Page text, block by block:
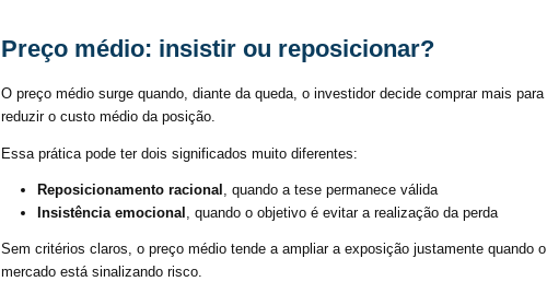
Preço médio: insistir ou reposicionar?
O preço médio surge quando, diante da queda, o investidor decide comprar mais para
reduzir o custo médio da posição.
Essa prática pode ter dois significados muito diferentes:
Reposicionamento racional , quando a tese permanece válida
Insistência emocional
, quando o objetivo é evitar a realização da perda
Sem critérios claros, o preço médio tende a ampliar a exposição justamente quando o
mercado está sinalizando risco.